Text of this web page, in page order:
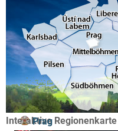
Interaktive Regionenkarte
Prag